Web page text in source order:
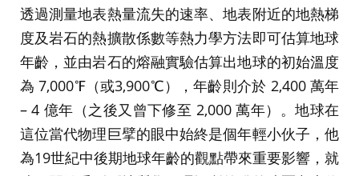
透過測量地表熱量流失的速率、地表附近的地熱梯
度及岩石的熱擴散係數等熱力學方法即可估算地球
年齡，並由岩石的熔融實驗估算出地球的初始溫度
為 7,000℉（或3,900℃），年齡則介於 2,400 萬年
– 4 億年（之後又曾下修至 2,000 萬年）。地球在
這位當代物理巨擘的眼中始終是個年輕小伙子，他
為19世紀中後期地球年齡的觀點帶來重要影響，就